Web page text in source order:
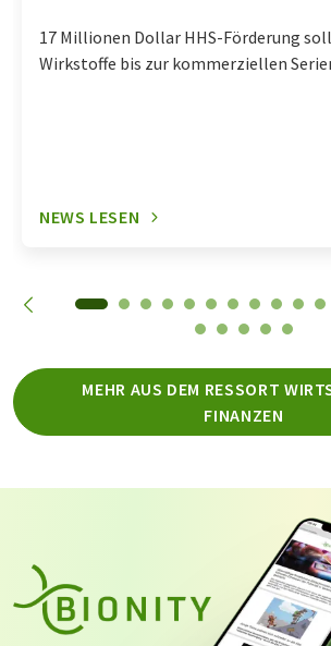
17 Millionen Dollar HHS-Förderung
Wirkstoffe bis zur kommerziellen
NEWS LESEN
MEHR AUS DEM RESSORT
FINANZEN